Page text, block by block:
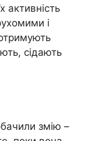
активність
і
сідають
змію –